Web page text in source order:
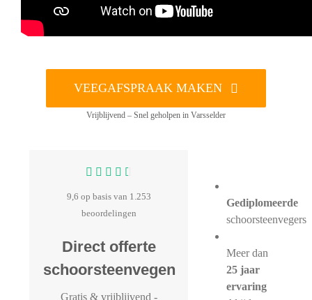
VEEGAFSPRAAK MAKEN
Vrijblijvend – Snel geholpen in Varsselder
9,6 op basis van 1.253
beoordelingen
Direct offerte
schoorsteenvegen
Gratis & vrijblijvend -
Gediplomeerde
schoorsteenvegers
Meer dan
25 jaar
ervaring